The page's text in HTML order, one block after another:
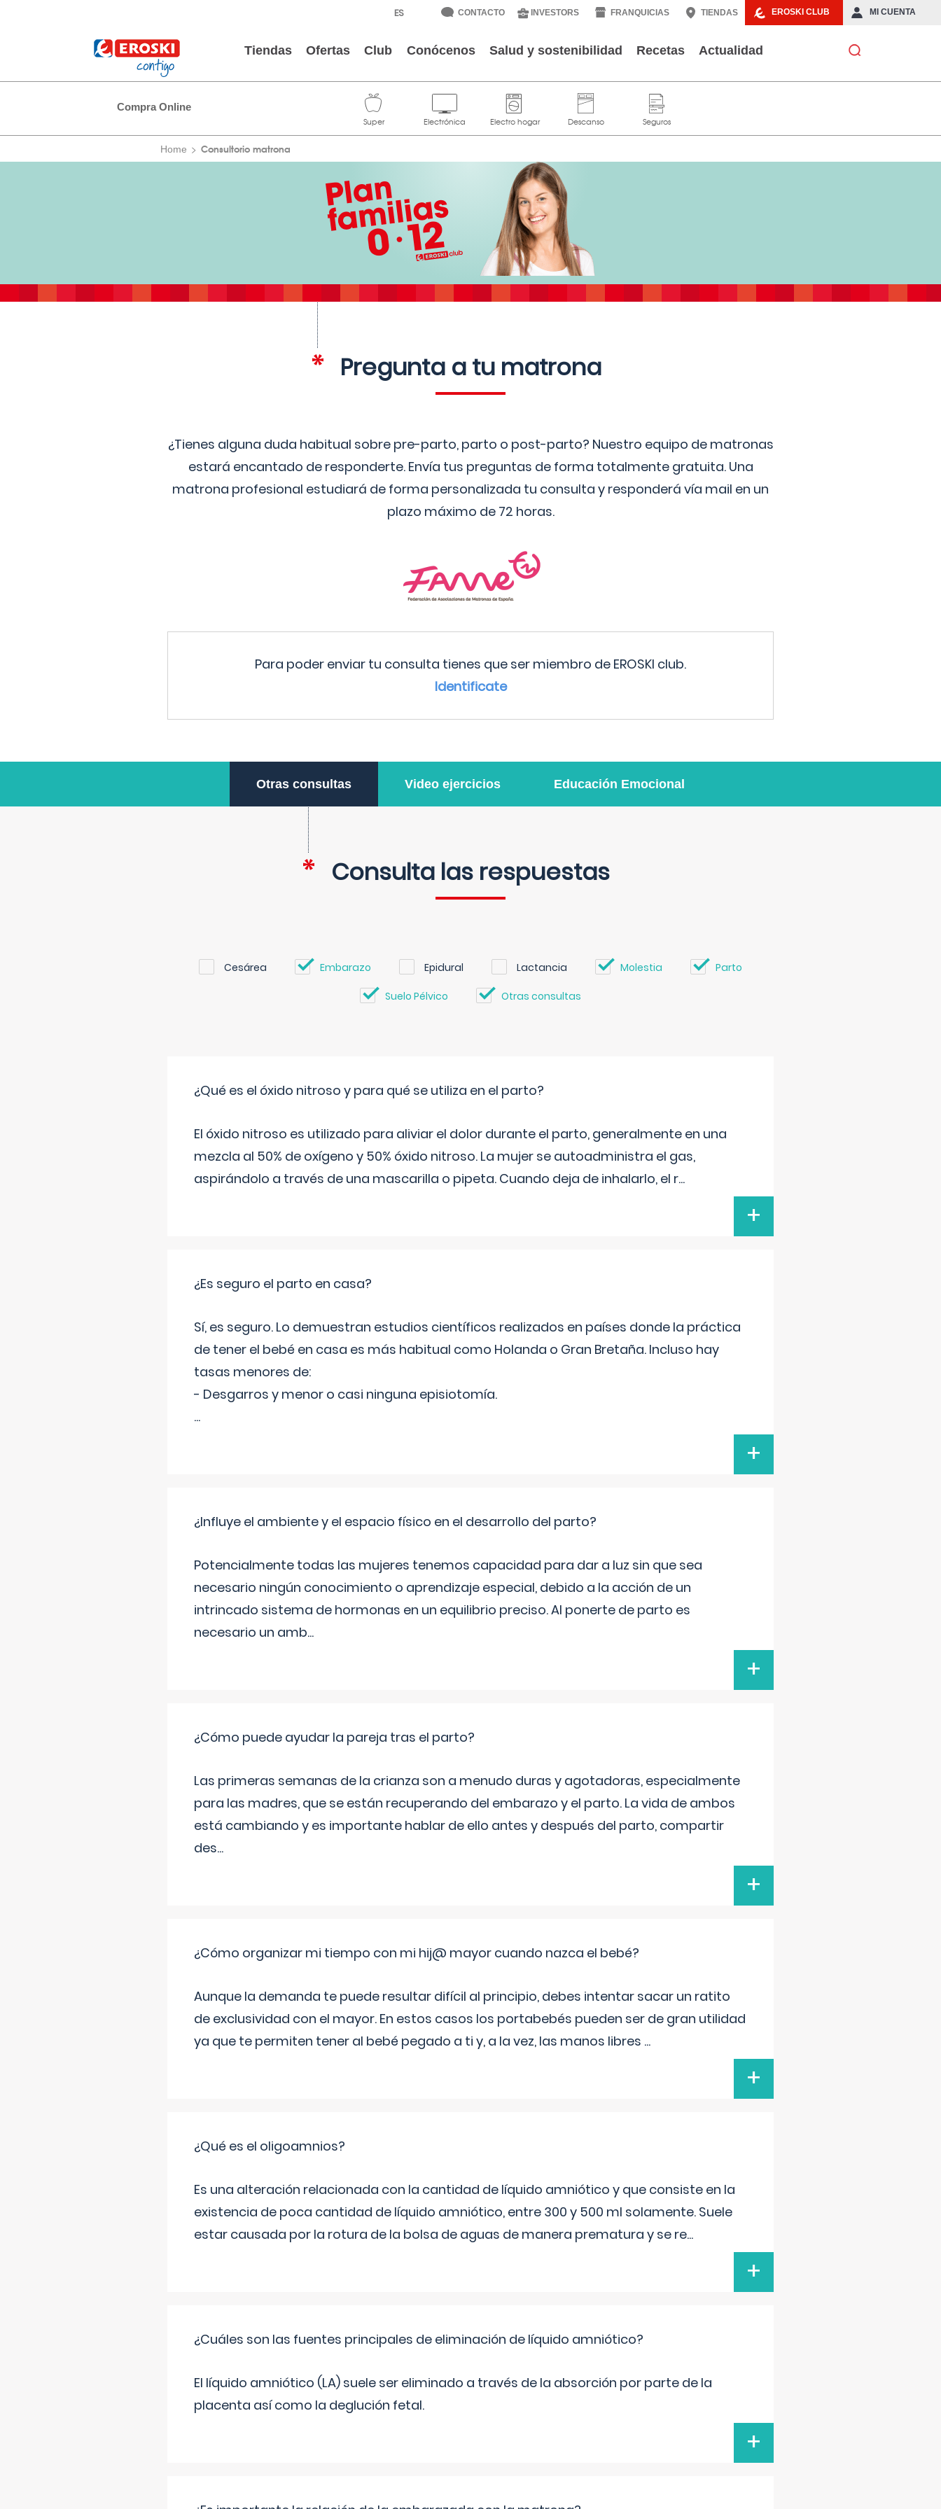
EROSKI CLUB MI CUENTA
CONTACTO INVESTORS FRANQUICIAS TIENDAS
Tiendas Ofertas Club Conócenos Salud y sostenibilidad Recetas Actualidad
Compra Online
Home Consultorio matrona
Pregunta a tu matrona
¿Tienes alguna duda habitual sobre pre-parto, parto o post-parto? Nuestro equipo de matronas
estará encantado de responderte. Envía tus preguntas de forma totalmente gratuita. Una
matrona profesional estudiará de forma personalizada tu consulta y responderá vía mail en un
plazo máximo de 72 horas.
Para poder enviar tu consulta tienes que ser miembro de EROSKI club.
Identificate
Otras consultas Video ejercicios Educación Emocional
Consulta las respuestas
Cesárea Embarazo Epidural Lactancia Molestia Parto
Suelo Pélvico Otras consultas
¿Qué es el óxido nitroso y para qué se utiliza en el parto?
El óxido nitroso es utilizado para aliviar el dolor durante el parto, generalmente en una
mezcla al 50% de oxígeno y 50% óxido nitroso. La mujer se autoadministra el gas,
aspirándolo a través de una mascarilla o pipeta. Cuando deja de inhalarlo, el r...
+
¿Es seguro el parto en casa?
Sí, es seguro. Lo demuestran estudios científicos realizados en países donde la práctica
de tener el bebé en casa es más habitual como Holanda o Gran Bretaña. Incluso hay
tasas menores de:
- Desgarros y menor o casi ninguna episiotomía.
...
+
¿Influye el ambiente y el espacio físico en el desarrollo del parto?
Potencialmente todas las mujeres tenemos capacidad para dar a luz sin que sea
necesario ningún conocimiento o aprendizaje especial, debido a la acción de un
intrincado sistema de hormonas en un equilibrio preciso. Al ponerte de parto es
necesario un amb...
+
¿Cómo puede ayudar la pareja tras el parto?
Las primeras semanas de la crianza son a menudo duras y agotadoras, especialmente
para las madres, que se están recuperando del embarazo y el parto. La vida de ambos
está cambiando y es importante hablar de ello antes y después del parto, compartir
des...
+
¿Cómo organizar mi tiempo con mi hij@ mayor cuando nazca el bebé?
Aunque la demanda te puede resultar difícil al principio, debes intentar sacar un ratito
de exclusividad con el mayor. En estos casos los portabebés pueden ser de gran utilidad
ya que te permiten tener al bebé pegado a ti y, a la vez, las manos libres ...
+
¿Qué es el oligoamnios?
Es una alteración relacionada con la cantidad de líquido amniótico y que consiste en la
existencia de poca cantidad de líquido amniótico, entre 300 y 500 ml solamente. Suele
estar causada por la rotura de la bolsa de aguas de manera prematura y se re...
+
¿Cuáles son las fuentes principales de eliminación de líquido amniótico?
El líquido amniótico (LA) suele ser eliminado a través de la absorción por parte de la
placenta así como la deglución fetal.
+